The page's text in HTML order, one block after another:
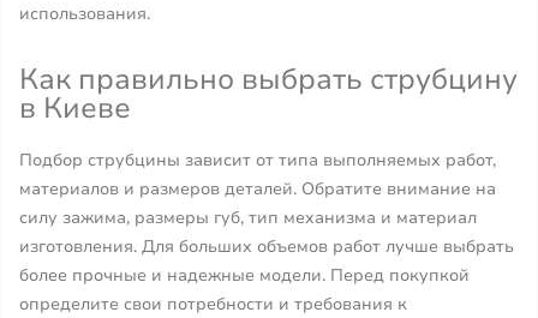
использования.
Как правильно выбрать струбцину
в Киеве
Подбор струбцины зависит от типа выполняемых работ,
материалов и размеров деталей. Обратите внимание на
силу зажима, размеры губ, тип механизма и материал
изготовления. Для больших объемов работ лучше выбрать
более прочные и надежные модели. Перед покупкой
определите свои потребности и требования к